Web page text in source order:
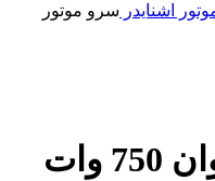
اشنایدر سرو موتور
سرو موتور درایو توان 750 وات